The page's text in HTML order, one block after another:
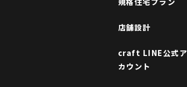
店舗設計
craft LINE公式ア
カウント